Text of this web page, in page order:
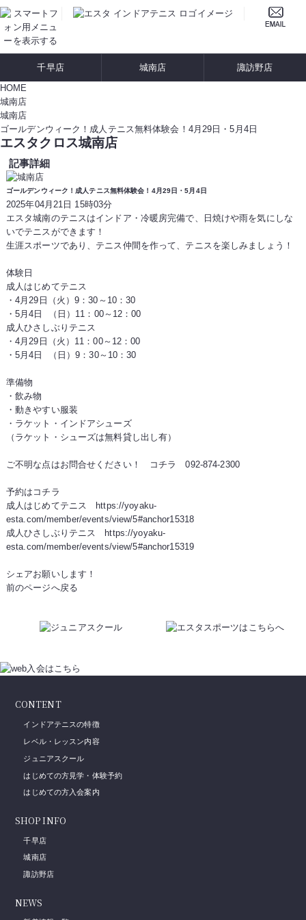
千早店 城南店 諏訪野店
HOME
城南店
城南店
ゴールデンウィーク！成人テニス無料体験会！4月29日・5月4日
エスタクロス城南店
記事詳細
ゴールデンウィーク！成人テニス無料体験会！4月29日・5月4日
2025年04月21日 15時03分
エスタ城南のテニスはインドア・冷暖房完備で、日焼けや雨を気にしな
いでテニスができます！
生涯スポーツであり、テニス仲間を作って、テニスを楽しみましょう！
体験日
成人はじめてテニス
・4月29日（火）9：30～10：30
・5月4日 （日）11：00～12：00
成人ひさしぶりテニス
・4月29日（火）11：00～12：00
・5月4日 （日）9：30～10：30
準備物
・飲み物
・動きやすい服装
・ラケット・インドアシューズ
（ラケット・シューズは無料貸し出し有）
ご不明な点はお問合せください！ コチラ 092-874-2300
予約はコチラ
成人はじめてテニス
https://yoyaku-
esta.com/member/events/view/5#anchor15318
成人ひさしぶりテニス
https://yoyaku-
esta.com/member/events/view/5#anchor15319
シェアお願いします！
前のページへ戻る
CONTENT
インドアテニスの特徴
レベル・レッスン内容
ジュニアスクール
はじめての方見学・体験予約
はじめての方入会案内
SHOP INFO
千早店
城南店
諏訪野店
NEWS